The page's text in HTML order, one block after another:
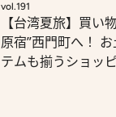
vol.191
【台湾夏旅】買い
原宿”西門町へ！
テムも揃うショッ